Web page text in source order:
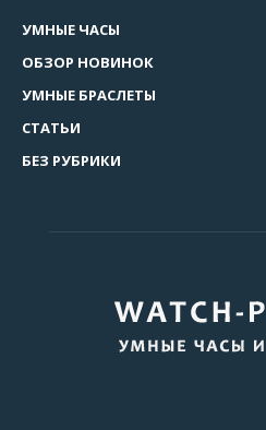
УМНЫЕ ЧАСЫ
ОБЗОР НОВИНОК
УМНЫЕ БРАСЛЕТЫ
СТАТЬИ
БЕЗ РУБРИКИ